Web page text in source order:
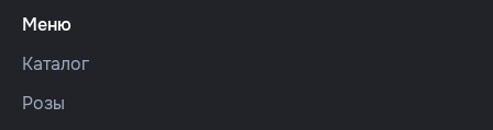
Меню
Каталог
Розы